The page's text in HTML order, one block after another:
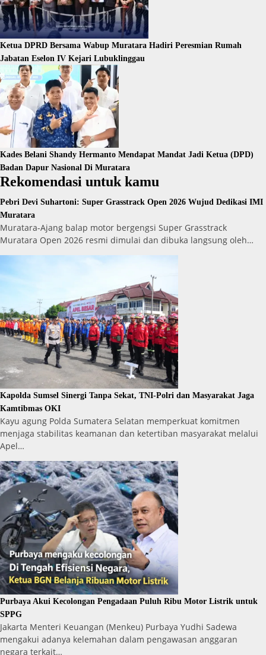
Ketua DPRD Bersama Wabup Muratara Hadiri Peresmian Rumah
Jabatan Eselon IV Kejari Lubuklinggau
Kades Belani Shandy Hermanto Mendapat Mandat Jadi Ketua (DPD)
Badan Dapur Nasional Di Muratara
Rekomendasi untuk kamu
Pebri Devi Suhartoni: Super Grasstrack Open 2026 Wujud Dedikasi IMI
Muratara
Muratara-Ajang balap motor bergengsi Super Grasstrack
Muratara Open 2026 resmi dimulai dan dibuka langsung oleh…
Kapolda Sumsel Sinergi Tanpa Sekat, TNI-Polri dan Masyarakat Jaga
Kamtibmas OKI
Kayu agung Polda Sumatera Selatan memperkuat komitmen
menjaga stabilitas keamanan dan ketertiban masyarakat melalui
Apel…
Purbaya Akui Kecolongan Pengadaan Puluh Ribu Motor Listrik untuk
SPPG
Jakarta Menteri Keuangan (Menkeu) Purbaya Yudhi Sadewa
mengakui adanya kelemahan dalam pengawasan anggaran
negara terkait…